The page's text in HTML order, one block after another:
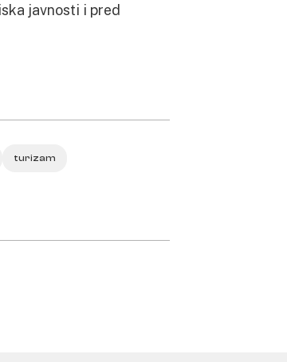
javnosti i pred
turizam